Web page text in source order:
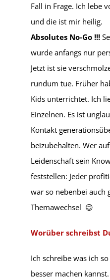
Fall in Frage. Ich lebe
und die ist mir heilig.
Absolutes No-Go !!!
wurde anfangsnur
Jetzt ist sie
rundum tue. Früher
Kids unterrichtet. Ich
Einzelnen. Es ist
Kontakt
beizubehalten. Wer
Leidenschaft sein
feststellen: Jeder
war so nebenbei auch
Themawechsel 😉
Worüber schreibst
Ich schreibe was ich
besser machen